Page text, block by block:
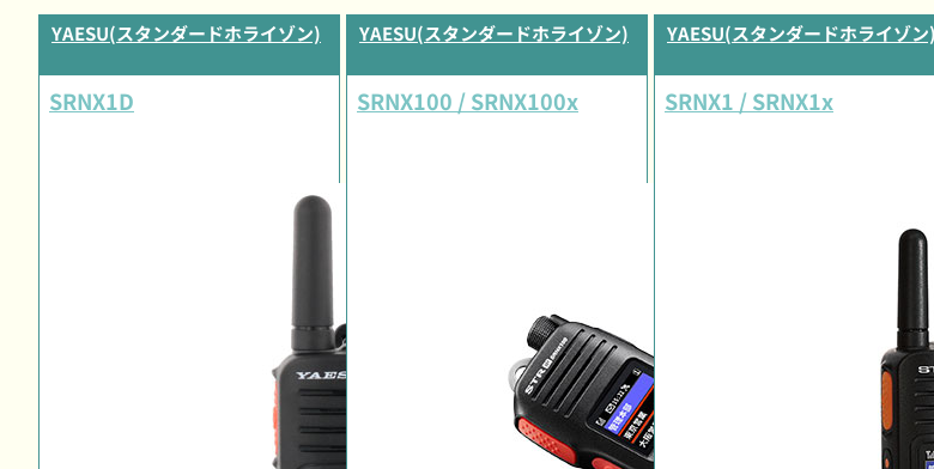
YAESU(スタンダードホライゾン)
SRNX1D
YAESU(スタンダードホライゾン)
SRNX100 / SRNX100x
YAESU(スタンダードホライゾン)
SRNX1 / SRNX1x